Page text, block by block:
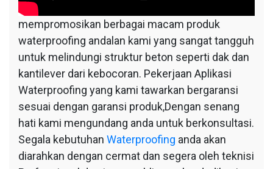
mempromosikan berbagai macam produk
waterproofing andalan kami yang sangat tangguh
untuk melindungi struktur beton seperti dak dan
kantilever dari kebocoran. Pekerjaan Aplikasi
Waterproofing yang kami tawarkan bergaransi
sesuai dengan garansi produk,Dengan senang
hati kami mengundang anda untuk berkonsultasi.
Segala kebutuhan Waterproofing anda akan
diarahkan dengan cermat dan segera oleh teknisi